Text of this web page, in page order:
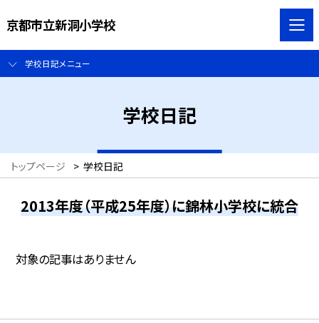
京都市立新洞小学校
学校日記メニュー
学校日記
トップページ > 学校日記
2013年度（平成25年度）に錦林小学校に統合
対象の記事はありません